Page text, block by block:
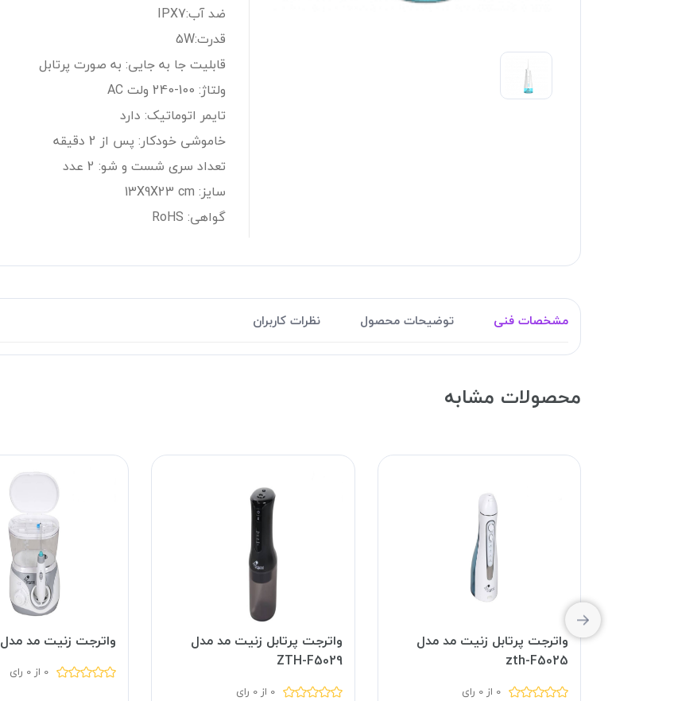
ضد آب:IPX7
قدرت:5W
قابلیت جا به جایی: به صورت پرتابل
ولتاژ: 100-240 ولت AC
تایمر اتوماتیک: دارد
خاموشی خودکار: پس از 2 دقیقه
تعداد سری شست و شو: 2 عدد
سایز: 13X9X23 cm
گواهی: RoHS
مشخصات فنی توضیحات محصول نظرات کاربران
محصولات مشابه
واترجت پرتابل زنیت مد مدل
zth-F5025
0 از 0 رای
واترجت پرتابل زنیت مد مدل
ZTH-F5029
0 از 0 رای
واترجت زنیت مد مدل ZTH-5106
0 از 0 رای